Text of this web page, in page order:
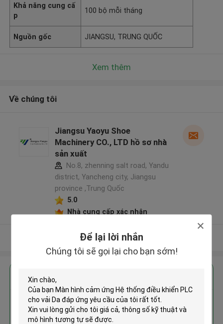
Để lại lời nhắn
Chúng tôi sẽ gọi lại cho bạn sớm!
Khả năng cung cấ
p
100 bộ mỗi tháng
Nguồn gốc JIANGSU, TRUNG QUỐC
Xem thêm
Về chúng tôi
Jiangsu Yaoyu Shoe
Machinery CO., LTD hồ sơ nhà
sản xuất
No.8, zhenning salt road, Yandu
district, Yancheng city, Jiangsu
province ,Trung Quốc
5.0
Nhà cung cấp xác nhận
Xem thêm
Màn hình cảm ứng Hệ thống điều
khiển PLC cho vải Da